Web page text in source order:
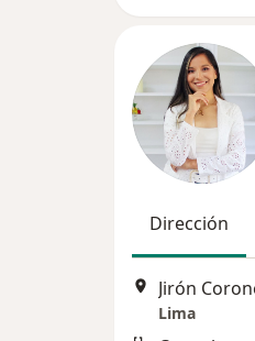
Dirección
Lima